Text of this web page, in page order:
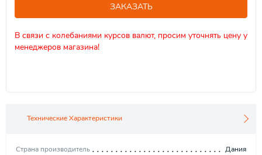
ЗАКАЗАТЬ
В связи с колебаниями курсов валют, просим уточнять цену у
менеджеров магазина!
Технические Характеристики
Страна производитель
Дания